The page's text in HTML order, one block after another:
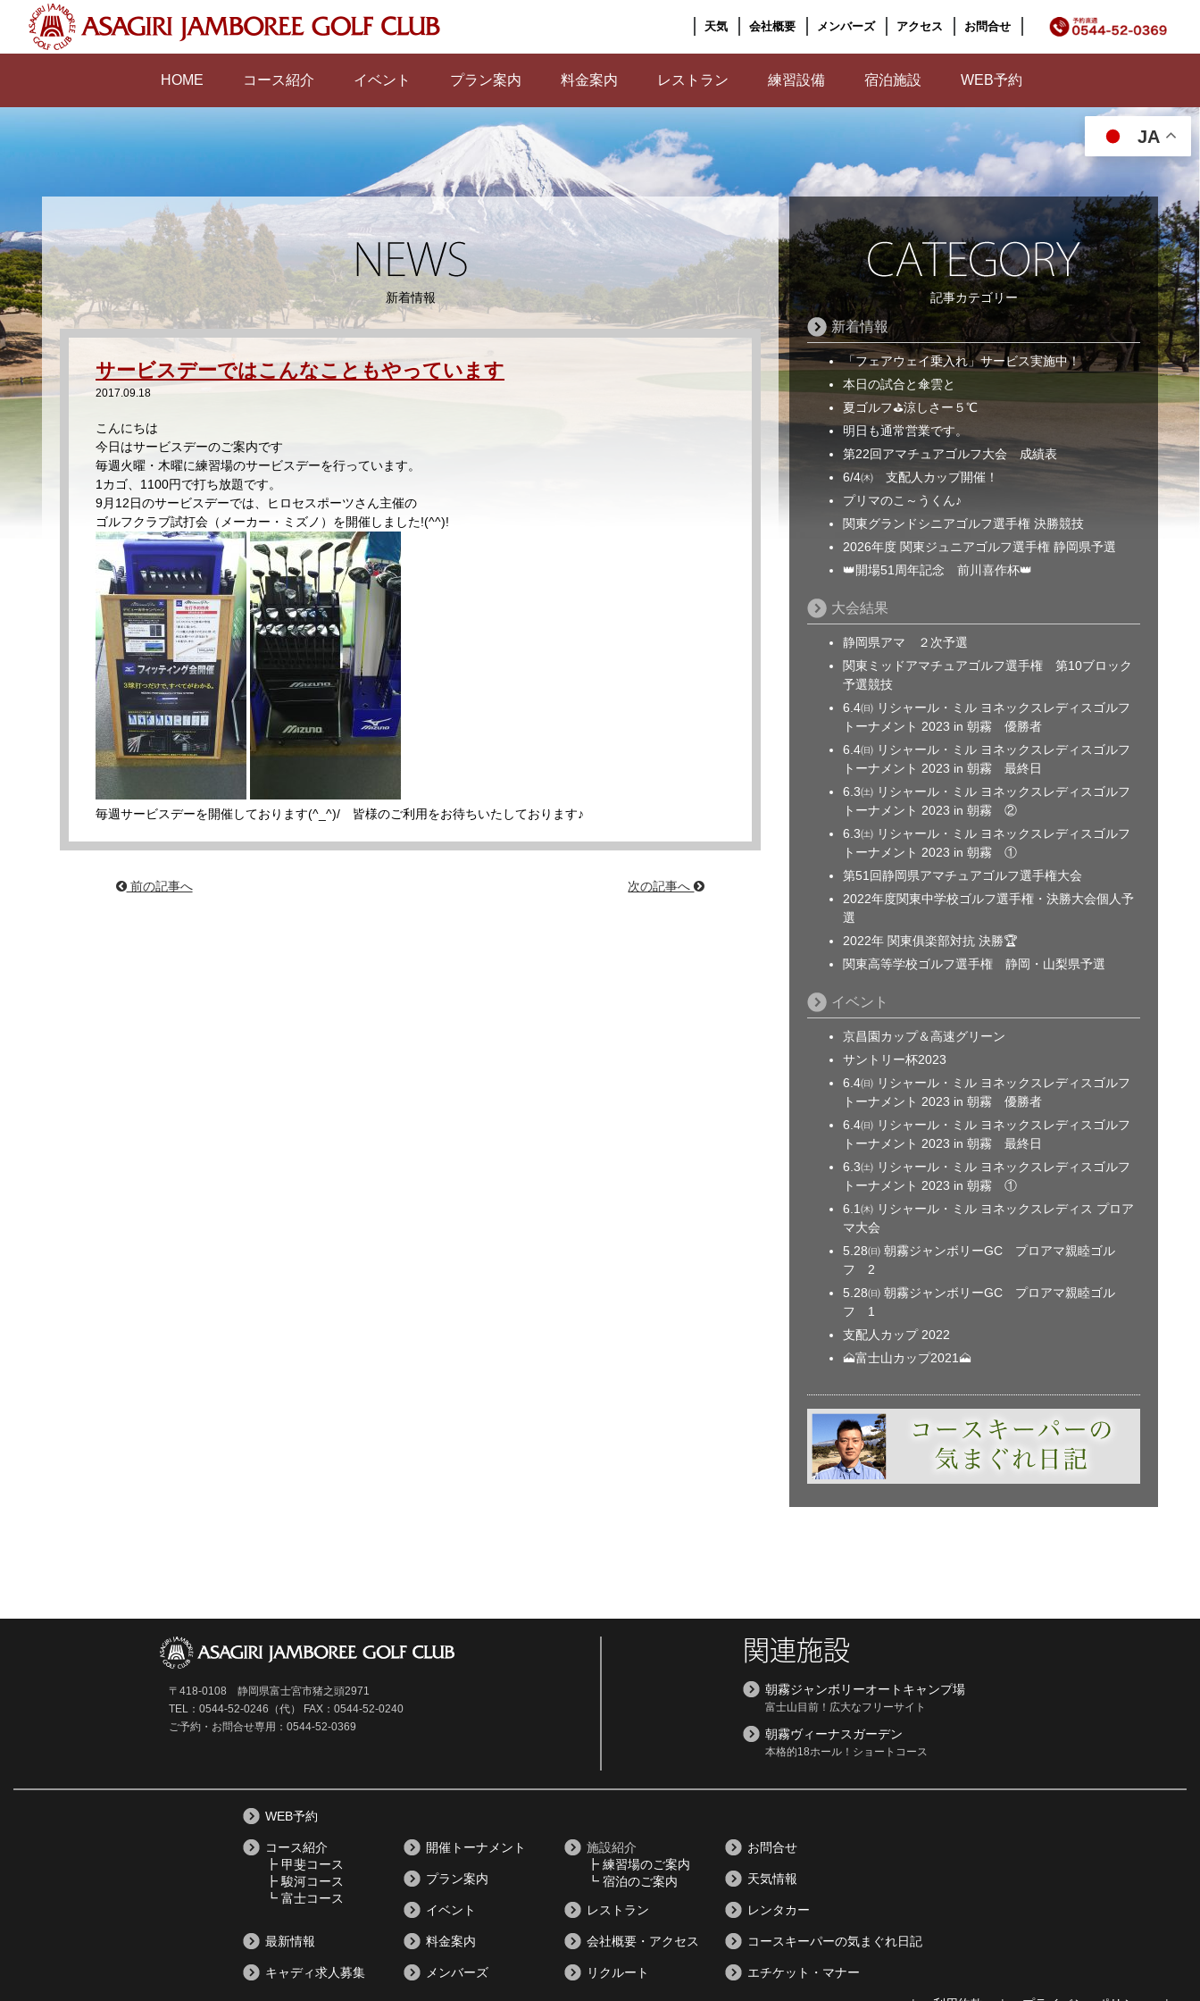
天気 会社概要 メンバーズ アクセス お問合せ
JA
HOME コース紹介 イベント プラン案内 料金案内 レストラン 練習設備 宿泊施設 WEB予約
記事カテゴリー
新着情報
「フェアウェイ乗入れ」サービス実施中！
本日の試合と傘雲と
夏ゴルフ⛳涼しさー５℃
明日も通常営業です。
第22回アマチュアゴルフ大会 成績表
6/4㈭ 支配人カップ開催！
プリマのこ～うくん♪
関東グランドシニアゴルフ選手権 決勝競技
2026年度 関東ジュニアゴルフ選手権 静岡県予選
👑開場51周年記念 前川喜作杯👑
大会結果
静岡県アマ ２次予選
関東ミッドアマチュアゴルフ選手権 第10ブロック
予選競技
6.4㈰ リシャール・ミル ヨネックスレディスゴルフ
トーナメント 2023 in 朝霧 優勝者
6.4㈰ リシャール・ミル ヨネックスレディスゴルフ
トーナメント 2023 in 朝霧 最終日
6.3㈯ リシャール・ミル ヨネックスレディスゴルフ
トーナメント 2023 in 朝霧 ②
6.3㈯ リシャール・ミル ヨネックスレディスゴルフ
トーナメント 2023 in 朝霧 ①
第51回静岡県アマチュアゴルフ選手権大会
2022年度関東中学校ゴルフ選手権・決勝大会個人予
選
2022年 関東俱楽部対抗 決勝🏆
関東高等学校ゴルフ選手権 静岡・山梨県予選
イベント
京昌園カップ＆高速グリーン
サントリー杯2023
6.4㈰ リシャール・ミル ヨネックスレディスゴルフ
トーナメント 2023 in 朝霧 優勝者
6.4㈰ リシャール・ミル ヨネックスレディスゴルフ
トーナメント 2023 in 朝霧 最終日
6.3㈯ リシャール・ミル ヨネックスレディスゴルフ
トーナメント 2023 in 朝霧 ①
6.1㈭ リシャール・ミル ヨネックスレディス プロア
マ大会
5.28㈰ 朝霧ジャンボリーGC プロアマ親睦ゴル
フ 2
5.28㈰ 朝霧ジャンボリーGC プロアマ親睦ゴル
フ 1
支配人カップ 2022
🗻富士山カップ2021🗻
新着情報
サービスデーではこんなこともやっています
2017.09.18
こんにちは
今日はサービスデーのご案内です
毎週火曜・木曜に練習場のサービスデーを行っています。
1カゴ、1100円で打ち放題です。
9月12日のサービスデーでは、ヒロセスポーツさん主催の
ゴルフクラブ試打会（メーカー・ミズノ）を開催しました!(^^)!
毎週サービスデーを開催しております(^_^)/ 皆様のご利用をお待ちいたしております♪
前の記事へ 次の記事へ
〒418-0108 静岡県富士宮市猪之頭2971
TEL：0544-52-0246（代）
FAX：0544-52-0240
ご予約・お問合せ専用：0544-52-0369
関連施設
朝霧ジャンボリーオートキャンプ場
富士山目前！広大なフリーサイト
朝霧ヴィーナスガーデン
本格的18ホール！ショートコース
WEB予約
コース紹介
┣ 甲斐コース
┣ 駿河コース
┗ 富士コース
最新情報
キャディ求人募集
開催トーナメント
プラン案内
イベント
料金案内
メンバーズ
施設紹介
┣ 練習場のご案内
┗ 宿泊のご案内
レストラン
会社概要・アクセス
リクルート
お問合せ
天気情報
レンタカー
コースキーパーの気まぐれ日記
エチケット・マナー